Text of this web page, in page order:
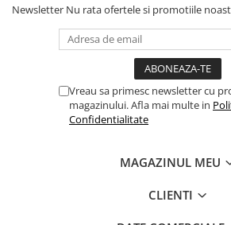
Newsletter Nu rata ofertele si promotiile
Vreau sa primesc newsletter cu
magazinului. Afla mai multe in
Confidentialitate
MAGAZINUL MEU
CLIENTI